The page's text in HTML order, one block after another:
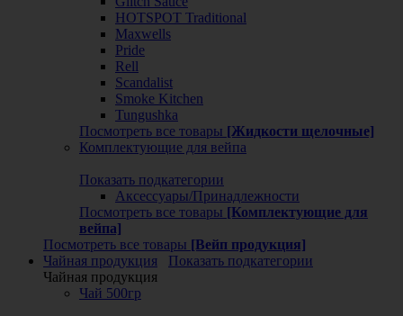
HOTSPOT Traditional
Maxwells
Pride
Rell
Scandalist
Smoke Kitchen
Tungushka
Посмотреть все товары [Жидкости щелочные]
Комплектующие для вейпа
Показать подкатегории
Аксессуары/Принадлежности
Посмотреть все товары [Комплектующие для
вейпа]
Посмотреть все товары [Вейп продукция]
Чайная продукция
Показать подкатегории
Чайная продукция
Чай 500гр